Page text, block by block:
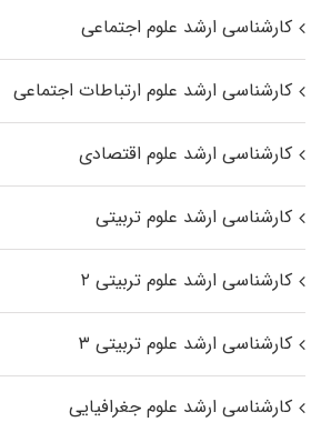
کارشناسی ارشد علوم اجتماعی
کارشناسی ارشد علوم ارتباطات اجتماعی
کارشناسی ارشد علوم اقتصادی
کارشناسی ارشد علوم تربیتی
کارشناسی ارشد علوم تربیتی ۲
کارشناسی ارشد علوم تربیتی ۳
کارشناسی ارشد علوم جغرافیایی